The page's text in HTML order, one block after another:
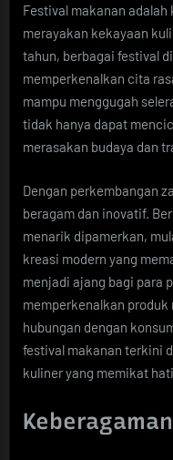
Festival makanan
merayakan kekayaan
tahun, berbagai festival
memperkenalkan cita
mampu menggugah
tidak hanya dapat
merasakan budaya dan
Dengan perkembangan
beragam dan inovatif.
menarik dipamerkan,
kreasi modern yang
menjadi ajang bagi para
memperkenalkan
hubungan dengan
festival makanan terkini
kuliner yang memikat